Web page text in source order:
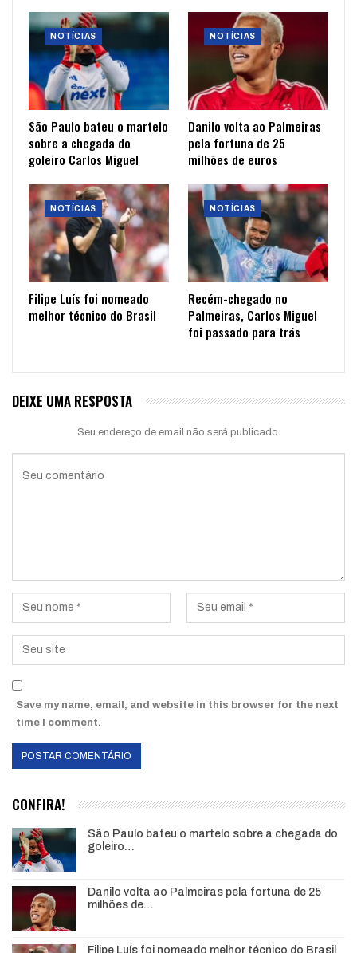
NOTÍCIAS
São Paulo bateu o martelo
sobre a chegada do
goleiro Carlos Miguel
NOTÍCIAS
Danilo volta ao Palmeiras
pela fortuna de 25
milhões de euros
NOTÍCIAS
Filipe Luís foi nomeado
melhor técnico do Brasil
NOTÍCIAS
Recém-chegado no
Palmeiras, Carlos Miguel
foi passado para trás
DEIXE UMA RESPOSTA
Seu endereço de email não será publicado.
Save my name, email, and website in this browser for the next
time I comment.
CONFIRA!
São Paulo bateu o martelo sobre a chegada do
goleiro…
Danilo volta ao Palmeiras pela fortuna de 25
milhões de…
Filipe Luís foi nomeado melhor técnico do Brasil